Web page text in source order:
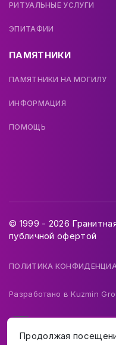
РИТУАЛЬНЫЕ УСЛУГИ
ЭПИТАФИИ
ПАМЯТНИКИ
ПАМЯТНИКИ НА МОГИЛУ
ИНФОРМАЦИЯ
ПОМОЩЬ
© 1999 - 2026
публичной офертой
ПОЛИТИКА
Разработано вKuzmin
Продолжая